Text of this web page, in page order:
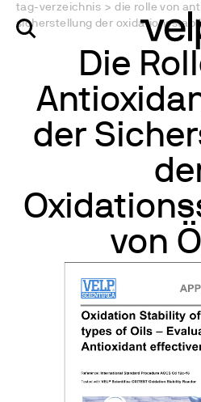
tag-verzeichnis > die rolle von
sicherstellung der
Die
der
von